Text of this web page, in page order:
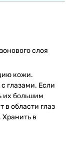
слоя
кожи.
глазами. Если
их большим
в области глаз
в